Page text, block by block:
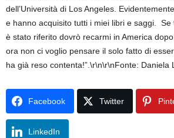
dell’Università di Los Angeles.
e hanno acquisito tutti i miei libri e saggi.
è stato riferito dovrò recarmi in America
ora non ci voglio pensare il solo fatto di
ha già reso contenta!”.\r\n\r\nFonte: Daniela
Facebook Twitter
LinkedIn